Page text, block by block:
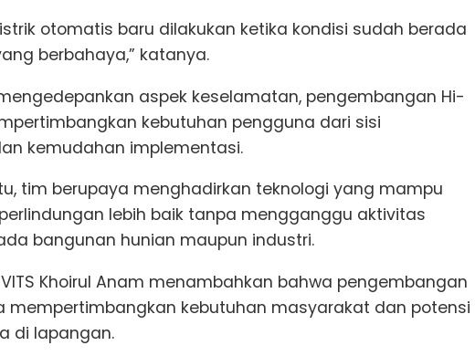
otomatis baru dilakukan ketika kondisi sudah berada
berbahaya,” katanya.
aspek keselamatan, pengembangan Hi-
kebutuhan pengguna dari sisi
kemudahan implementasi.
tim berupaya menghadirkan teknologi yang mampu
lebih baik tanpa mengganggu aktivitas
bangunan hunian maupun industri.
Khoirul Anam menambahkan bahwa pengembangan
mempertimbangkan kebutuhan masyarakat dan potensi
di lapangan.